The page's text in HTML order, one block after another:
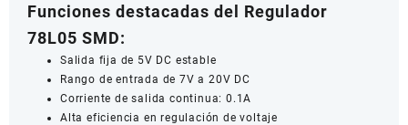
Funciones destacadas del Regulador
78L05 SMD:
Salida fija de 5V DC estable
Rango de entrada de 7V a 20V DC
Corriente de salida continua: 0.1A
Alta eficiencia en regulación de voltaje